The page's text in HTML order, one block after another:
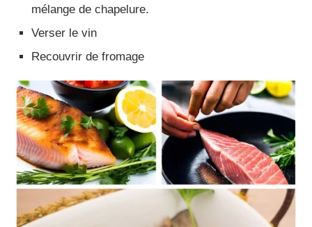
mélange de chapelure.
Verser le vin
Recouvrir de fromage